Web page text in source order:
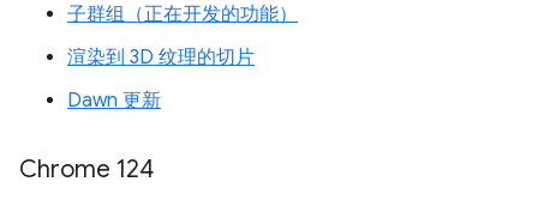
子群组（正在开发的功能）
渲染到 3D 纹理的切片
Dawn 更新
Chrome 124